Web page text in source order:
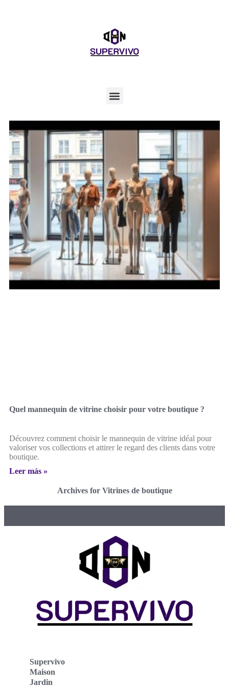
Quel mannequin de vitrine choisir pour votre boutique ?
Découvrez comment choisir le mannequin de vitrine idéal pour
valoriser vos collections et attirer le regard des clients dans votre
boutique.
Leer más »
Archives for Vitrines de boutique
Supervivo
Maison
Jardin